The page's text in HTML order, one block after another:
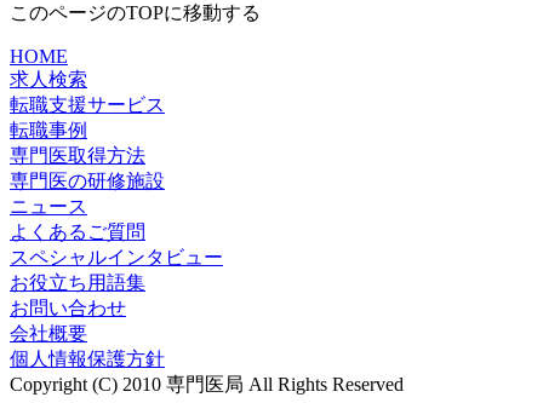
このページのTOPに移動する
HOME
求人検索
転職支援サービス
転職事例
専門医取得方法
専門医の研修施設
ニュース
よくあるご質問
スペシャルインタビュー
お役立ち用語集
お問い合わせ
会社概要
個人情報保護方針
Copyright (C) 2010 専門医局 All Rights Reserved